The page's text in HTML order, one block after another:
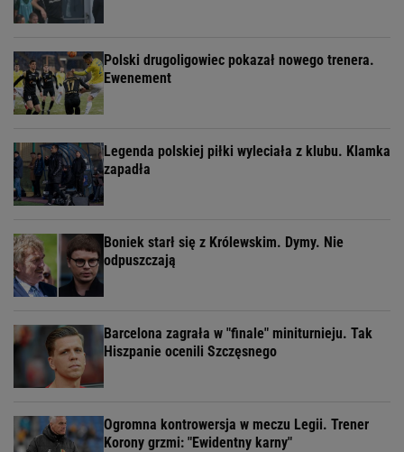
Polski drugoligowiec pokazał nowego trenera.
Ewenement
Legenda polskiej piłki wyleciała z klubu. Klamka
zapadła
Boniek starł się z Królewskim. Dymy. Nie
odpuszczają
Barcelona zagrała w "finale" miniturnieju. Tak
Hiszpanie ocenili Szczęsnego
Ogromna kontrowersja w meczu Legii. Trener
Korony grzmi: "Ewidentny karny"